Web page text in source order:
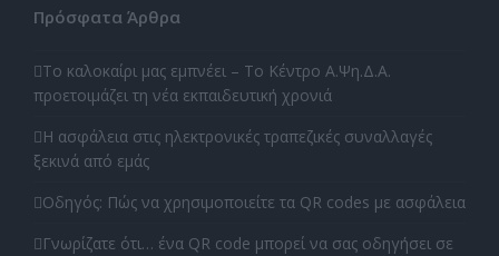
Πρόσφατα Άρθρα
Το καλοκαίρι μας εμπνέει – Το Κέντρο Α.Ψη.Δ.Α.
προετοιμάζει τη νέα εκπαιδευτική χρονιά
Η ασφάλεια στις ηλεκτρονικές τραπεζικές συναλλαγές
ξεκινά από εμάς
Οδηγός: Πώς να χρησιμοποιείτε τα QR codes με ασφάλεια
Γνωρίζατε ότι… ένα QR code μπορεί να σας οδηγήσει σε